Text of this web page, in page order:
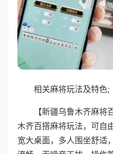
相关麻将玩法及特色;
【新疆乌鲁木齐麻
木齐百搭麻将玩法，可自
宽大桌面，多人围坐舒适